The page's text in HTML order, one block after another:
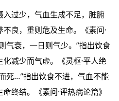
过少，气血生成不足，脏腑
良，重则危及生命。《素问·
气衰，一日则气少。”指出饮食
减少而气虚。《灵枢·平人绝
死…”指出饮食不进，气血不能
终结。《素问·评热病论篇》